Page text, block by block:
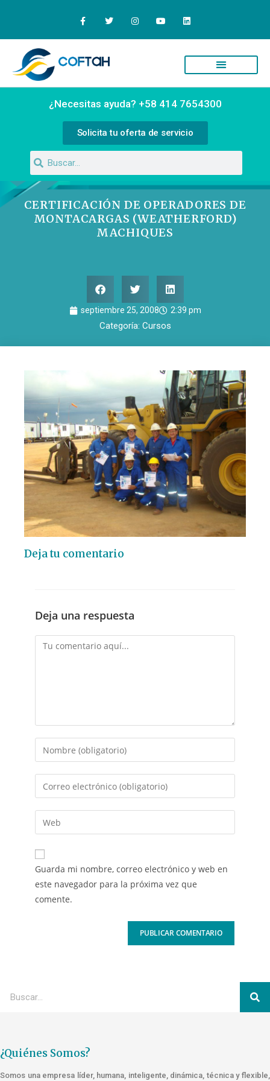
¿Necesitas ayuda? +58 414 7654300
Solicita tu oferta de servicio
CERTIFICACIÓN DE OPERADORES DE
MONTACARGAS (WEATHERFORD)
MACHIQUES
septiembre 25, 2008 2:39 pm
Categoría: Cursos
Deja tu comentario
Deja una respuesta
Guarda mi nombre, correo electrónico y web en
este navegador para la próxima vez que
comente.
¿Quiénes Somos?
Somos una empresa líder, humana, inteligente, dinámica, técnica y flexible,